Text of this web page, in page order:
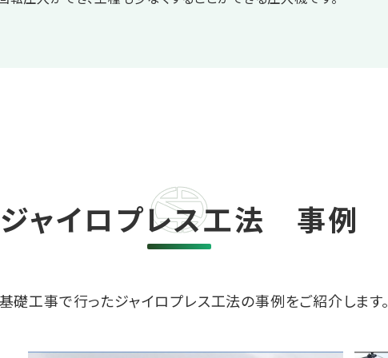
ジャイロプレス工法 事例
礎工事で行ったジャイロプレス工法の事例をご紹介します。